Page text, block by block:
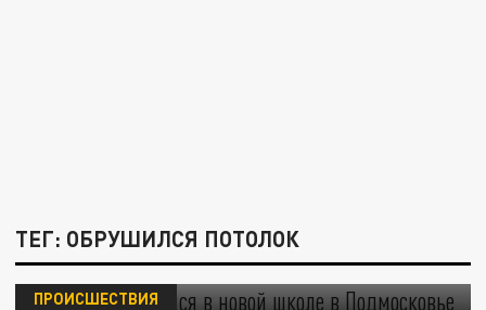
ТЕГ: ОБРУШИЛСЯ ПОТОЛОК
Потолок обрушился в новой школе в
Подмосковье
ПРОИСШЕСТВИЯ